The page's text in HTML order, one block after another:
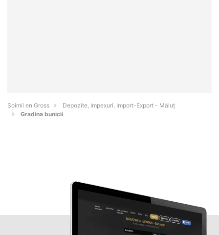
Șoimii en Gross
Depozite, Impexuri, Import-Export - Măluţ
Gradina bunicii